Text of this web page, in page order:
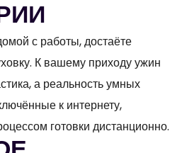
с работы, достаёте
К вашему приходу ужин
а реальность умных
к интернету,
готовки дистанционно.